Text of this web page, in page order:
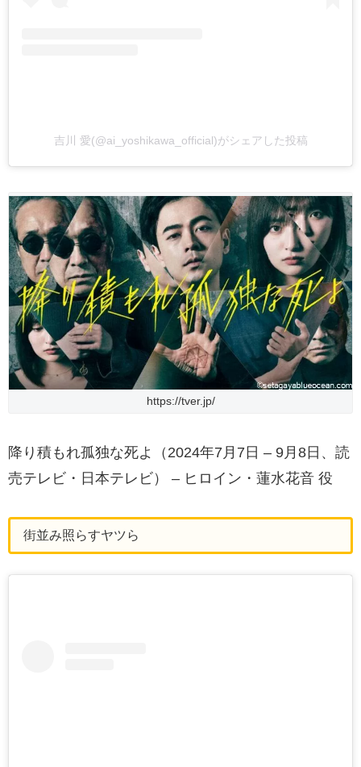
吉川 愛(@ai_yoshikawa_official)がシェアした投稿
https://tver.jp/
降り積もれ孤独な死よ（2024年7月7日 – 9月8日、読
売テレビ・日本テレビ） – ヒロイン・蓮水花音 役
街並み照らすヤツら